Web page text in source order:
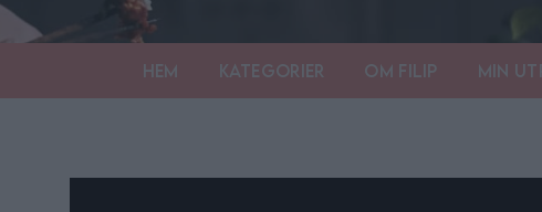
Hem Kategorier Om Filip Min